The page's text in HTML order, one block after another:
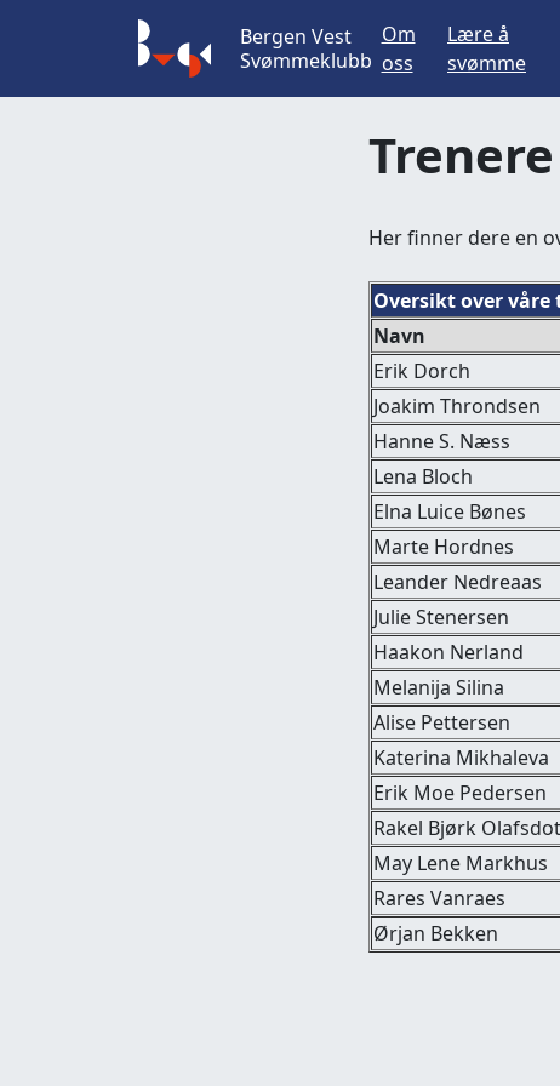
Bergen Vest
Svømmeklubb
Om
oss
Lære å
svømme
Her finner dere en
Oversikt over våre
Navn
Erik Dorch
Joakim Throndsen
Hanne S. Næss
Lena Bloch
Elna Luice Bønes
Marte Hordnes
Leander Nedreaas
Julie Stenersen
Haakon Nerland
Melanija Silina
Alise Pettersen
Katerina Mikhaleva
Erik Moe Pedersen
Rakel Bjørk
May Lene Markhus
Rares Vanraes
Ørjan Bekken